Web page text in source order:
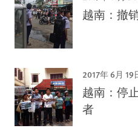
越南：撤
2017年 6月 19
越南：停
者